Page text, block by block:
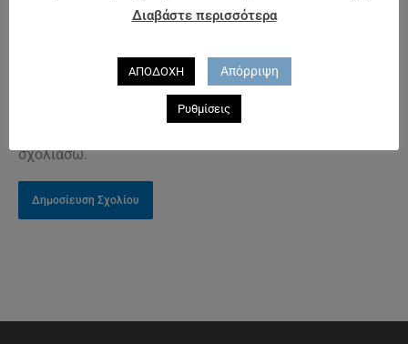
σχολιάσω.
Διαβάστε περισσότερα
ΑΠΟΔΟΧΗ Απόρριψη
Ρυθμίσεις